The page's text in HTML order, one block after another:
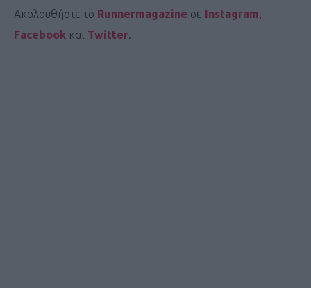
Ακολουθήστε το Runnermagazine σε Instagram,
Facebook και Twitter.